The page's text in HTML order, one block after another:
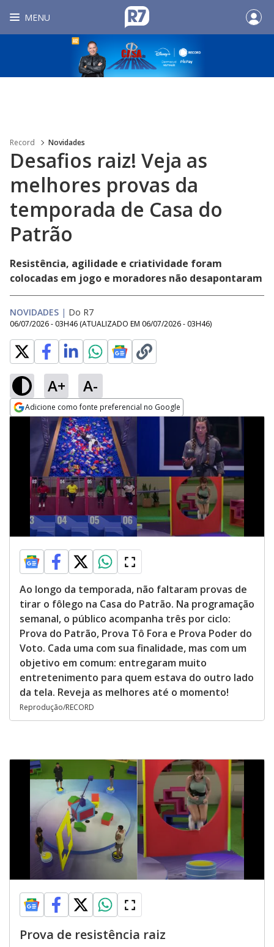
MENU
Record Novidades
Desafios raiz! Veja as
melhores provas da
temporada de Casa do
Patrão
Resistência, agilidade e criatividade foram
colocadas em jogo e moradores não desapontaram
NOVIDADES | Do R7
06/07/2026 - 03H46 (ATUALIZADO EM 06/07/2026 - 03H46)
A+ A-
Adicione como fonte preferencial no Google
Opens in new window
Ao longo da temporada, não faltaram provas de
tirar o fôlego na Casa do Patrão. Na programação
semanal, o público acompanha três por ciclo:
Prova do Patrão, Prova Tô Fora e Prova Poder do
Voto. Cada uma com sua finalidade, mas com um
objetivo em comum: entregaram muito
entretenimento para quem estava do outro lado
da tela. Reveja as melhores até o momento!
Reprodução/RECORD
Prova de resistência raiz